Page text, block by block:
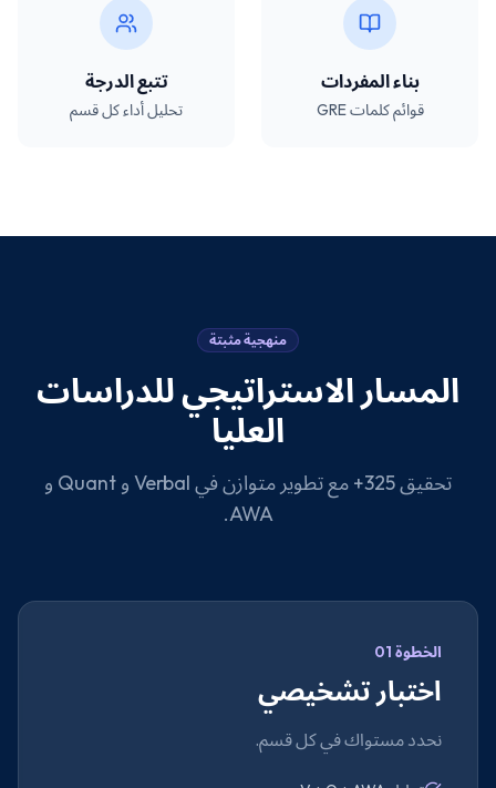
بناء المفردات
قوائم كلمات GRE
تتبع الدرجة
تحليل أداء كل قسم
منهجية مثبتة
المسار الاستراتيجي للدراسات
العليا
تحقيق 325+ مع تطوير متوازن في Verbal و Quant و
AWA.
الخطوة 01
اختبار تشخيصي
نحدد مستواك في كل قسم.